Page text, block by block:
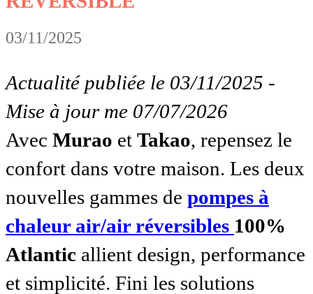
03/11/2025
Actualité publiée le 03/11/2025 -
Mise à jour me 07/07/2026
Avec Murao et Takao, repensez le
confort dans votre maison. Les deux
nouvelles gammes de pompes à
chaleur air/air réversibles 100%
Atlantic allient design, performance
et simplicité. Fini les solutions